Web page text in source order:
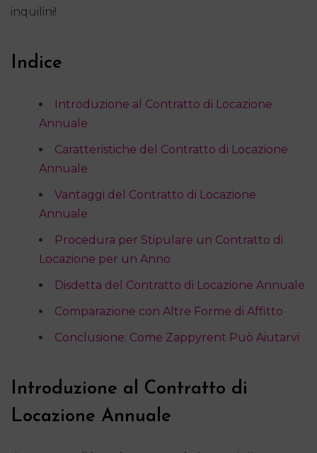
inquilini!
Indice
Introduzione al Contratto di Locazione
Annuale
Caratteristiche del Contratto di Locazione
Annuale
Vantaggi del Contratto di Locazione
Annuale
Procedura per Stipulare un Contratto di
Locazione per un Anno
Disdetta del Contratto di Locazione Annuale
Comparazione con Altre Forme di Affitto
Conclusione: Come Zappyrent Può Aiutarvi
Introduzione al Contratto di
Locazione Annuale